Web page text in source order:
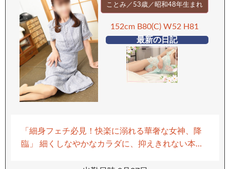
れない快感が訪れること間違いなし！ そんな反則
級の魅力を、ぜひ今すぐ体感してください… ーー
ーーーーーーーー 【移動手段：電車】 ーーーーー
ーーーーー
ことみ／53歳／昭和48年生まれ
152cm B80(C) W52 H81
最新の日記
「細身フェチ必見！快楽に溺れる華奢な女神、降
臨」 細くしなやかなカラダに、抑えきれない本能